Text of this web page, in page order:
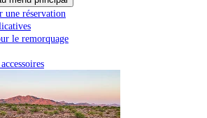
une réservation
le remorquage